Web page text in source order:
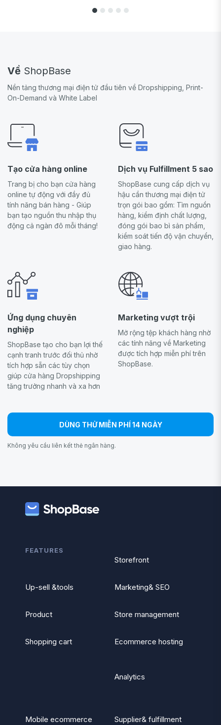
Về ShopBase
Nền tảng thương mại điện tử đầu tiên về Dropshipping, Print-
On-Demand và White Label
Tạo cửa hàng online
Trang bị cho bạn cửa hàng
online tự động với đầy đủ
tính năng bán hàng - Giúp
bạn tạo nguồn thu nhập thụ
động cả ngàn đô mỗi tháng!
Dịch vụ Fulfillment 5 sao
ShopBase cung cấp dịch vụ
hậu cần thương mại điện tử
trọn gói bao gồm: Tìm nguồn
hàng, kiểm định chất lượng,
đóng gói bao bì sản phẩm,
kiểm soát tiến độ vận chuyển,
giao hàng.
Ứng dụng chuyên
nghiệp
ShopBase tạo cho bạn lợi thế
cạnh tranh trước đối thủ nhờ
tích hợp sẵn các tùy chọn
giúp cửa hàng Dropshipping
tăng trưởng nhanh và xa hơn
Marketing vượt trội
Mở rộng tệp khách hàng nhờ
các tính năng về Marketing
được tích hợp miễn phí trên
ShopBase.
DÙNG THỬ MIỄN PHÍ 14 NGÀY
Không yêu cầu liên kết thẻ ngân hàng.
FEATURES
Storefront
Up-sell &tools Marketing& SEO
Product Store management
Shopping cart Ecommerce hosting
Analytics
Mobile ecommerce Supplier& fulfillment